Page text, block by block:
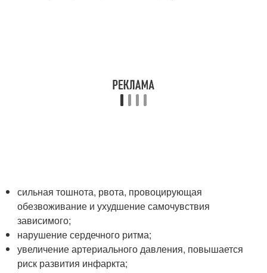
сильная тошнота, рвота, провоцирующая
обезвоживание и ухудшение самочувствия
зависимого;
нарушение сердечного ритма;
увеличение артериального давления, повышается
риск развития инфаркта;